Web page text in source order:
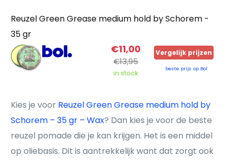
Reuzel Green Grease medium hold by Schorem -
35 gr
€11,00
€13,95
in stock
Vergelijk prijzen
beste prijs op Bol
Kies je voor Reuzel Green Grease medium hold by
Schorem – 35 gr – Wax? Dan kies je voor de beste
reuzel pomade die je kan krijgen. Het is een middel
op oliebasis. Dit is aantrekkelijk want dat zorgt ook